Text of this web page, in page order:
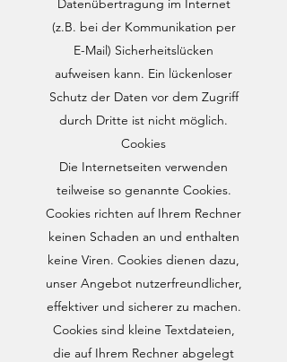
Datenübertragung im Internet
(z.B. bei der Kommunikation per
E-Mail) Sicherheitslücken
aufweisen kann. Ein lückenloser
Schutz der Daten vor dem Zugriff
durch Dritte ist nicht möglich.
Cookies
Die Internetseiten verwenden
teilweise so genannte Cookies.
Cookies richten auf Ihrem Rechner
keinen Schaden an und enthalten
keine Viren. Cookies dienen dazu,
unser Angebot nutzerfreundlicher,
effektiver und sicherer zu machen.
Cookies sind kleine Textdateien,
die auf Ihrem Rechner abgelegt